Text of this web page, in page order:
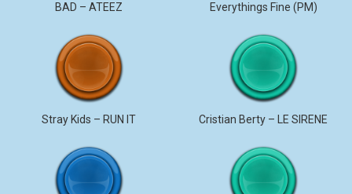
BAD – ATEEZ Everythings Fine (PM)
Stray Kids – RUN IT Cristian Berty – LE SIRENE